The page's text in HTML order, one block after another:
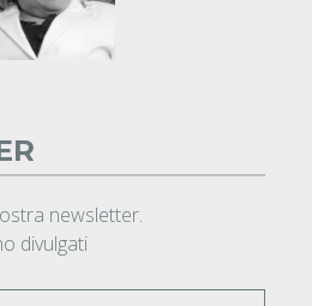
newsletter.
divulgati